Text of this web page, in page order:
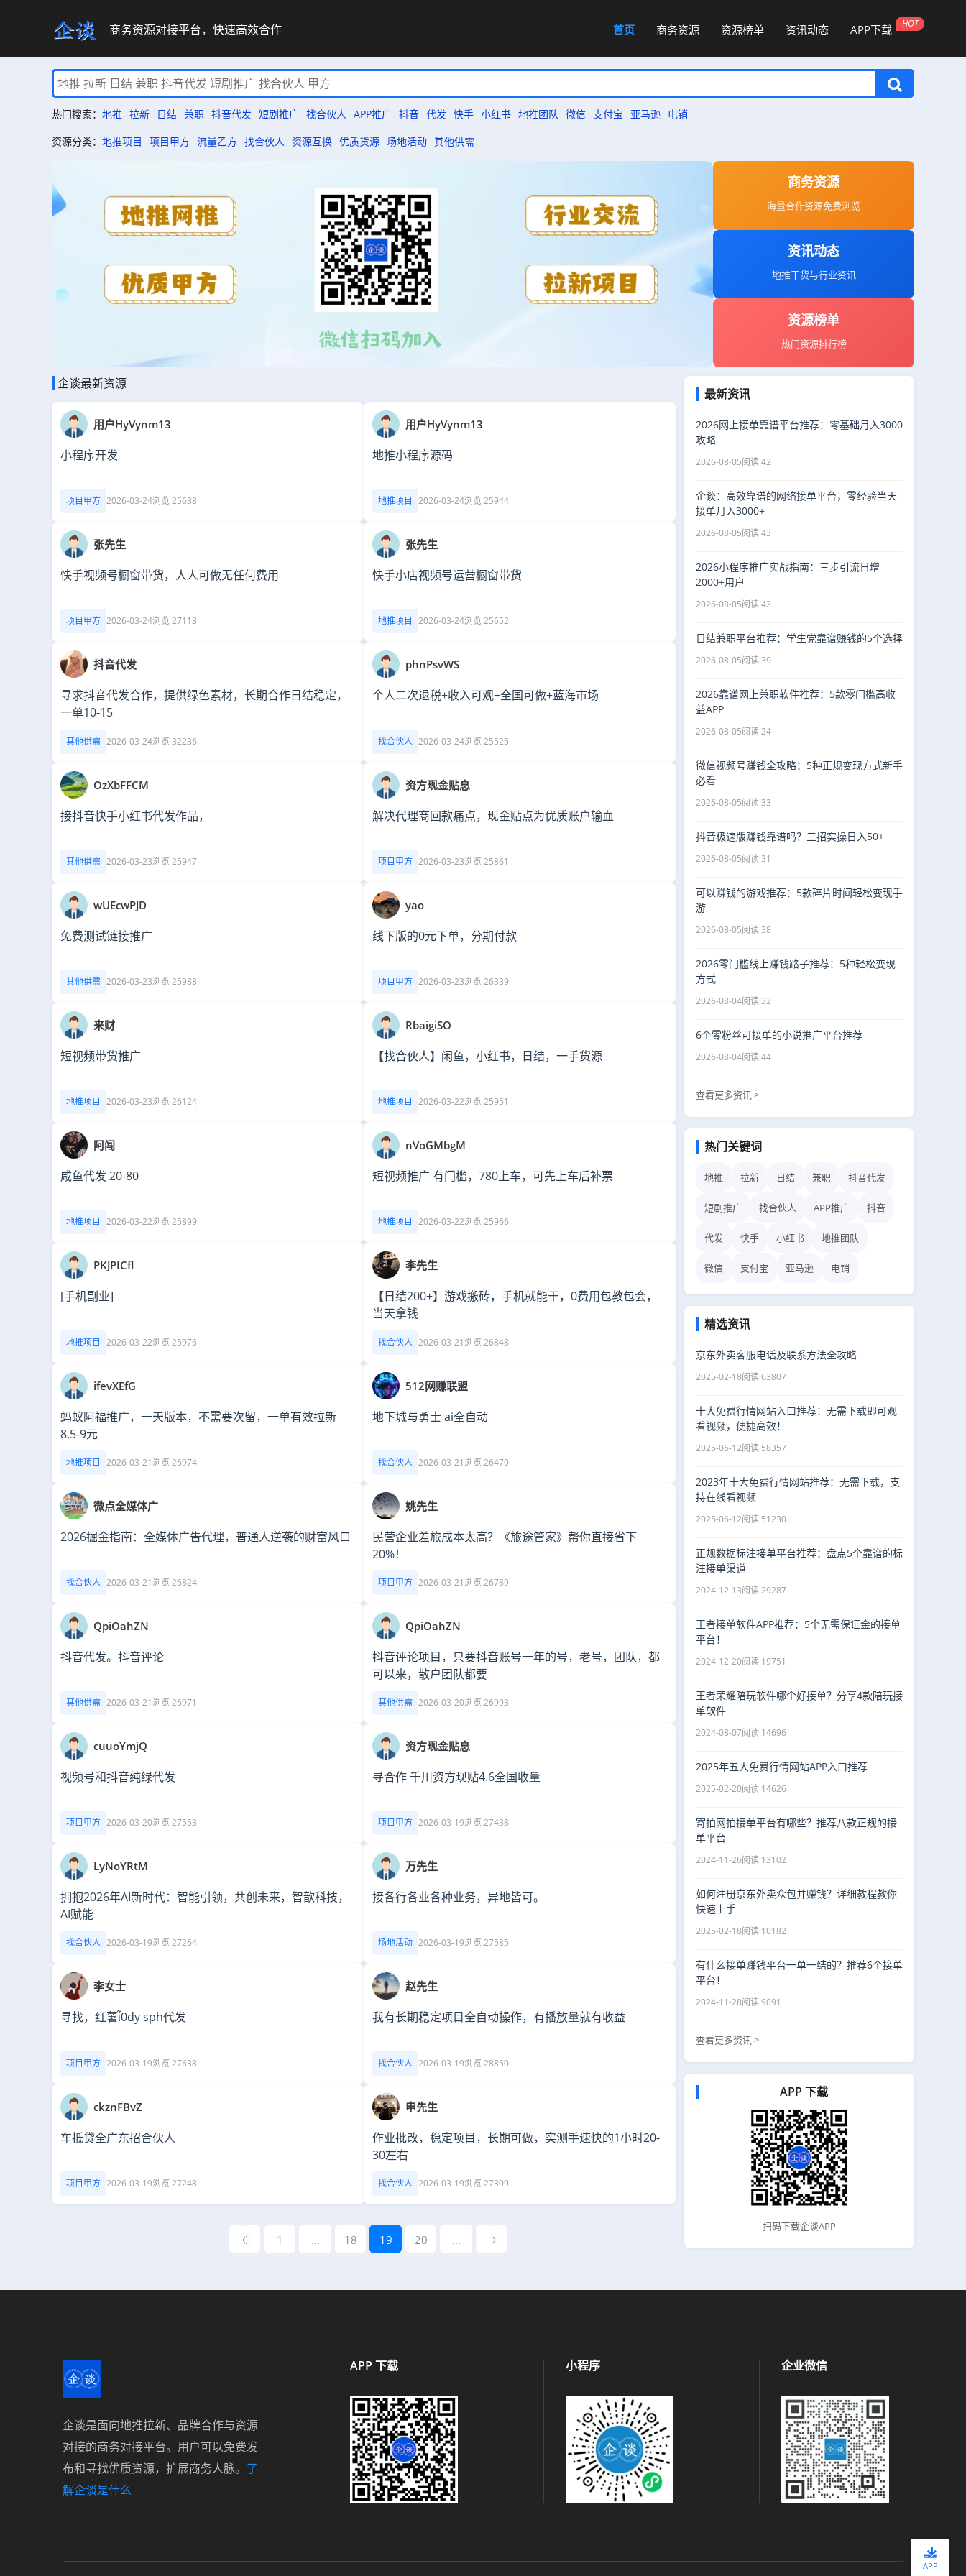
商务资源对接平台，快速高效合作 首页 商务资源 资源榜单 资讯动态 APP下载
热门搜索： 地推 拉新 日结 兼职 抖音代发 短剧推广 找合伙人 APP推广 抖音 代发 快手 小红书 地推团队 微信 支付宝 亚马逊 电销
资源分类： 地推项目 项目甲方 流量乙方 找合伙人 资源互换 优质货源 场地活动 其他供需
商务资源
海量合作资源免费浏览
资讯动态
地推干货与行业资讯
资源榜单
热门资源排行榜
企谈最新资源
用户HyVynm13
小程序开发
项目甲方 2026-03-24浏览 25638
用户HyVynm13
地推小程序源码
地推项目 2026-03-24浏览 25944
张先生
快手视频号橱窗带货，人人可做无任何费用
项目甲方 2026-03-24浏览 27113
张先生
快手小店视频号运营橱窗带货
地推项目 2026-03-24浏览 25652
抖音代发
寻求抖音代发合作，提供绿色素材，长期合作日结稳定，
一单10-15
其他供需 2026-03-24浏览 32236
phnPsvWS
个人二次退税+收入可观+全国可做+蓝海市场
找合伙人 2026-03-24浏览 25525
OzXbFFCM
接抖音快手小红书代发作品，
其他供需 2026-03-23浏览 25947
资方现金贴息
解决代理商回款痛点，现金贴点为优质账户输血
项目甲方 2026-03-23浏览 25861
wUEcwPJD
免费测试链接推广
其他供需 2026-03-23浏览 25988
yao
线下版的0元下单，分期付款
项目甲方 2026-03-23浏览 26339
来财
短视频带货推广
地推项目 2026-03-23浏览 26124
RbaigiSO
【找合伙人】闲鱼，小红书，日结，一手货源
地推项目 2026-03-22浏览 25951
阿闯
咸鱼代发 20-80
地推项目 2026-03-22浏览 25899
nVoGMbgM
短视频推广 有门槛，780上车，可先上车后补票
地推项目 2026-03-22浏览 25966
PKJPICfI
[手机副业]
地推项目 2026-03-22浏览 25976
李先生
【日结200+】游戏搬砖，手机就能干，0费用包教包会，
当天拿钱
找合伙人 2026-03-21 浏览 26848
ifevXEfG
蚂蚁阿福推广，一天版本，不需要次留，一单有效拉新
8.5-9元
地推项目 2026-03-21 浏览 26974
512网赚联盟
地下城与勇士 ai全自动
找合伙人 2026-03-21 浏览 26470
微点全媒体广
2026掘金指南：全媒体广告代理，普通人逆袭的财富风口
找合伙人 2026-03-21 浏览 26824
姚先生
民营企业差旅成本太高？《旅途管家》帮你直接省下
20%！
项目甲方 2026-03-21 浏览 26789
QpiOahZN
抖音代发。抖音评论
其他供需 2026-03-21 浏览 26971
QpiOahZN
抖音评论项目，只要抖音账号一年的号，老号，团队，都
可以来，散户团队都要
其他供需 2026-03-20浏览 26993
cuuoYmjQ
视频号和抖音纯绿代发
项目甲方 2026-03-20浏览 27553
资方现金贴息
寻合作 千川资方现贴4.6全国收量
项目甲方 2026-03-19浏览 27438
LyNoYRtM
拥抱2026年AI新时代：智能引领，共创未来，智歆科技，
AI赋能
找合伙人 2026-03-19浏览 27264
万先生
接各行各业各种业务，异地皆可。
场地活动 2026-03-19浏览 27585
李女士
寻找，红薯ἶ0dy sph代发
项目甲方 2026-03-19浏览 27638
赵先生
我有长期稳定项目全自动操作，有播放量就有收益
找合伙人 2026-03-19浏览 28850
ckznFBvZ
车抵贷全广东招合伙人
项目甲方 2026-03-19浏览 27248
申先生
作业批改，稳定项目，长期可做，实测手速快的1小时20-
30左右
找合伙人 2026-03-19浏览 27309
1 ... 18 19 20 ...
最新资讯
2026网上接单靠谱平台推荐：零基础月入3000
攻略
2026-08-05阅读 42
企谈：高效靠谱的网络接单平台，零经验当天
接单月入3000+
2026-08-05阅读 43
2026小程序推广实战指南：三步引流日增
2000+用户
2026-08-05阅读 42
日结兼职平台推荐：学生党靠谱赚钱的5个选择
2026-08-05阅读 39
2026靠谱网上兼职软件推荐：5款零门槛高收
益APP
2026-08-05阅读 24
微信视频号赚钱全攻略：5种正规变现方式新手
必看
2026-08-05阅读 33
抖音极速版赚钱靠谱吗？三招实操日入50+
2026-08-05阅读 31
可以赚钱的游戏推荐：5款碎片时间轻松变现手
游
2026-08-05阅读 38
2026零门槛线上赚钱路子推荐：5种轻松变现
方式
2026-08-04阅读 32
6个零粉丝可接单的小说推广平台推荐
2026-08-04阅读 44
查看更多资讯 >
热门关键词
地推 拉新 日结 兼职 抖音代发
短剧推广 找合伙人 APP推广 抖音
代发 快手 小红书 地推团队
微信 支付宝 亚马逊 电销
精选资讯
京东外卖客服电话及联系方法全攻略
2025-02-18阅读 63807
十大免费行情网站入口推荐：无需下载即可观
看视频，便捷高效！
2025-06-12阅读 58357
2023年十大免费行情网站推荐：无需下载，支
持在线看视频
2025-06-12阅读 51230
正规数据标注接单平台推荐：盘点5个靠谱的标
注接单渠道
2024-12-13阅读 29287
王者接单软件APP推荐：5个无需保证金的接单
平台！
2024-12-20阅读 19751
王者荣耀陪玩软件哪个好接单？分享4款陪玩接
单软件
2024-08-07阅读 14696
2025年五大免费行情网站APP入口推荐
2025-02-20阅读 14626
寄拍网拍接单平台有哪些？推荐八款正规的接
单平台
2024-11-26阅读 13102
如何注册京东外卖众包并赚钱？详细教程教你
快速上手
2025-02-18阅读 10182
有什么接单赚钱平台一单一结的？推荐6个接单
平台！
2024-11-28阅读 9091
查看更多资讯 >
APP 下载
扫码下载企谈APP
企谈是面向地推拉新、品牌合作与资源
对接的商务对接平台。用户可以免费发
布和寻找优质资源，扩展商务人脉。 了
解企谈是什么
APP 下载 小程序 企业微信
APP